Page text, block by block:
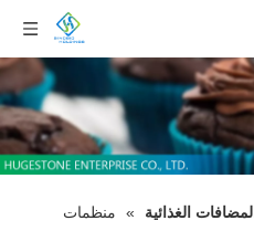
المضافات الغذائية »
منظمات